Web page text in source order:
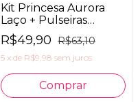
Kit Princesa Aurora
Laço + Pulseiras
Infantil
R$49,90 R$63,10
5 x de R$9,98 sem juros